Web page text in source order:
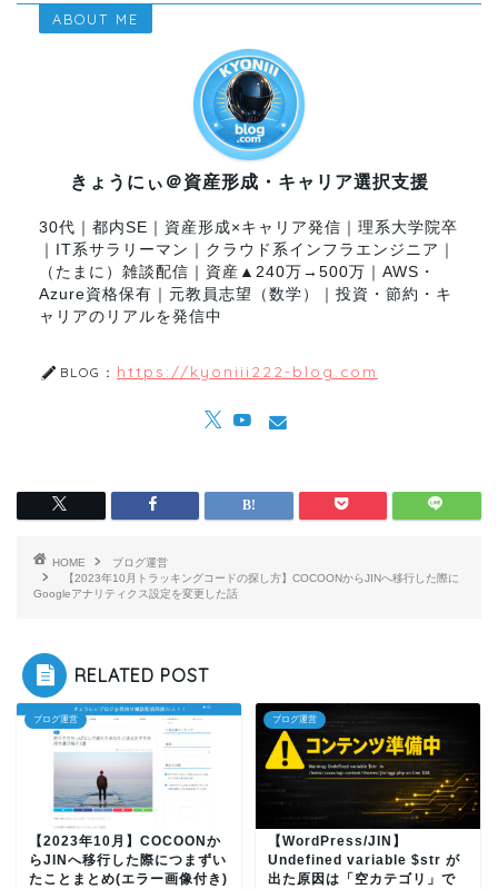
ABOUT ME
きょうにぃ＠資産形成・キャリア選択支援
30代｜都内SE｜資産形成×キャリア発信｜理系大学院卒
｜IT系サラリーマン｜クラウド系インフラエンジニア｜
（たまに）雑談配信｜資産▲240万→500万｜AWS・
Azure資格保有｜元教員志望（数学）｜投資・節約・キ
ャリアのリアルを発信中
BLOG： https://kyoniii222-blog.com
HOME
ブログ運営
【2023年10月トラッキングコードの探し方】COCOONからJINへ移行した際に
Googleアナリティクス設定を変更した話
RELATED POST
ブログ運営
【2023年10月】COCOONか
らJINへ移行した際につまずい
たことまとめ(エラー画像付き)
ブログ運営
【WordPress/JIN】
Undefined variable $str が
出た原因は「空カテゴリ」で